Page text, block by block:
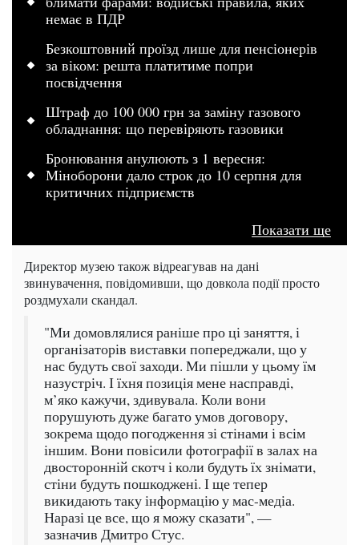
немає в ПДР
Безкоштовний проїзд лише для пенсіонерів
за віком: решта платитиме попри
посвідчення
Штраф до 100 000 грн за заміну газового
обладнання: що перевіряють газовики
Бронювання анулюють з 1 вересня:
Міноборони дало строк до 10 серпня для
критичних підприємств
Показати ще
Директор музею також відреагував на дані
звинувачення, повідомивши, що довкола події просто
роздмухали скандал.
"Ми домовлялися раніше про ці заняття, і
організаторів виставки попереджали, що у
нас будуть свої заходи. Ми пішли у цьому їм
назустріч. І їхня позиція мене насправді,
м’яко кажучи, здивувала. Коли вони
порушують дуже багато умов договору,
зокрема щодо погодження зі стінами і всім
іншим. Вони повісили фотографії в залах на
двосторонній скотч і коли будуть їх знімати,
стіни будуть пошкоджені. І ще тепер
викидають таку інформацію у мас-медіа.
Наразі це все, що я можу сказати", —
зазначив Дмитро Стус.